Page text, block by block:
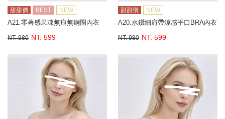
甜甜價 BEST NEW
A21.零著感果凍無痕無鋼圈內衣
NT. 980 NT. 599
甜甜價 NEW
A20.水鑽細肩帶涼感平口BRA內衣
NT. 980 NT. 599